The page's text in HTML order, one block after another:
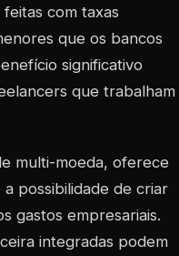
com taxas
que os bancos
significativo
que trabalham
multi-moeda, oferece
a possibilidade de criar
gastos empresariais.
integradas podem